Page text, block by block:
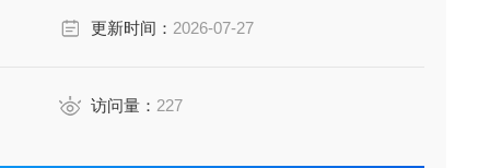
更新时间： 2026-07-27
访问量： 227